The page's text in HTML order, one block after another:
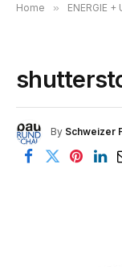
Home » ENERGIE +
By Schweizer